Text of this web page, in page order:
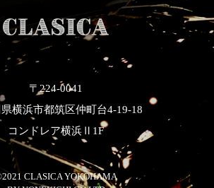
〒224-0041
横浜市都筑区仲町台4-19-18
コンドレア横浜Ⅱ1F
CLASICA YOKOHAMA